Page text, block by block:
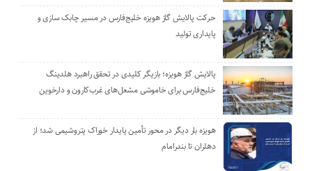
حرکت پالایش گاز هویزه خلیج‌فارس در مسیر چابک سازی و
پایداری تولید
پالایش گاز هویزه؛ بازیگر کلیدی در تحقق راهبرد هلدینگ
خلیج‌فارس برای خاموشی مشعل‌های غرب‌کارون و دارخوین
هویزه بار دیگر در محور تأمین پایدار خوراک پتروشیمی شد؛ از
دهلران تا بندرامام